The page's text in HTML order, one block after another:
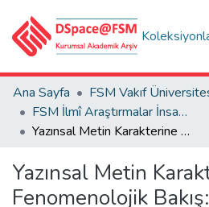
Ana Sayfa
FSM İlmî Araştırmalar İnsan ve Toplum Bilimleri Dergisi
Yazınsal Metin Karakterine Fenomenolojik Bakış: Ömer Seyfettin’in “Perili Köşk” Hikâyesi
Yazınsal Metin
Fenomenolojik